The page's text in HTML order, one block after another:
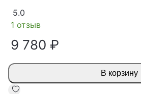
5.0
1 отзыв
9 780 ₽
В корзину